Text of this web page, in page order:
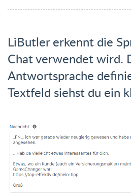
LiButler erkennt die
Chat verwendet wird.
Antwortsprache
Textfeld siehst du ein